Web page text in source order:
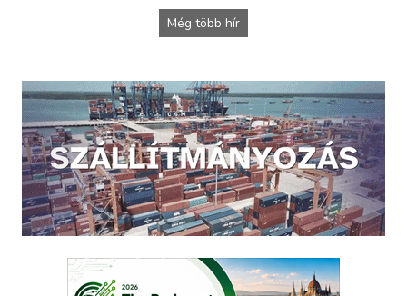
Még több hír